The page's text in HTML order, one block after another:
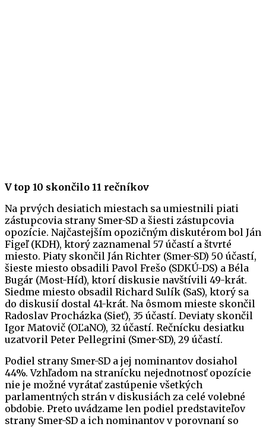
V top 10 skončilo 11 rečníkov
Na prvých desiatich miestach sa umiestnili piati
zástupcovia strany Smer-SD a šiesti zástupcovia
opozície. Najčastejším opozičným diskutérom bol Ján
Figeľ (KDH), ktorý zaznamenal 57 účastí a štvrté
miesto. Piaty skončil Ján Richter (Smer-SD) 50 účastí,
šieste miesto obsadili Pavol Frešo (SDKÚ-DS) a Béla
Bugár (Most-Híd), ktorí diskusie navštívili 49-krát.
Siedme miesto obsadil Richard Sulík (SaS), ktorý sa
do diskusií dostal 41-krát. Na ôsmom mieste skončil
Radoslav Procházka (Sieť), 35 účastí. Deviaty skončil
Igor Matovič (OĽaNO), 32 účastí. Rečnícku desiatku
uzatvoril Peter Pellegrini (Smer-SD), 29 účastí.
Podiel strany Smer-SD a jej nominantov dosiahol
44%. Vzhľadom na stranícku nejednotnosť opozície
nie je možné vyrátať zastúpenie všetkých
parlamentných strán v diskusiách za celé volebné
obdobie. Preto uvádzame len podiel predstaviteľov
strany Smer-SD a ich nominantov v porovnaní so